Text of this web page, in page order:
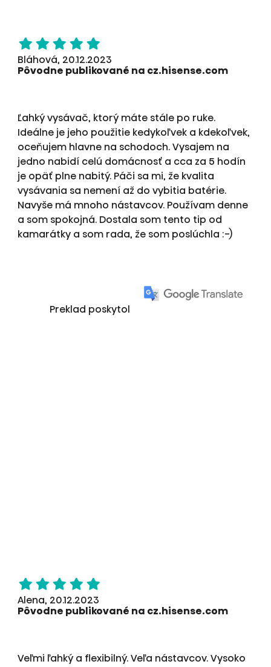
Bláhová, 20.12.2023
Pôvodne publikované na cz.hisense.com
Ľahký vysávač, ktorý máte stále po ruke.
Ideálne je jeho použitie kedykoľvek a kdekoľvek,
oceňujem hlavne na schodoch. Vysajem na
jedno nabidí celú domácnosť a cca za 5 hodín
je opäť plne nabitý. Páči sa mi, že kvalita
vysávania sa nemení až do vybitia batérie.
Navyše má mnoho nástavcov. Používam denne
a som spokojná. Dostala som tento tip od
kamarátky a som rada, že som poslúchla :-)
Preklad poskytol
Alena, 20.12.2023
Pôvodne publikované na cz.hisense.com
Veľmi ľahký a flexibilný. Veľa nástavcov. Vysoko